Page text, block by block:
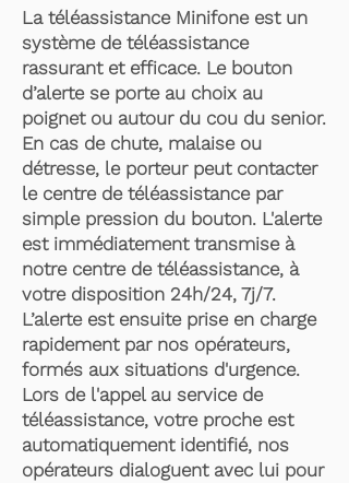
La téléassistance Minifone est un
système de téléassistance
rassurant et efficace. Le bouton
d’alerte se porte au choix au
poignet ou autour du cou du senior.
En cas de chute, malaise ou
détresse, le porteur peut contacter
le centre de téléassistance par
simple pression du bouton. L'alerte
est immédiatement transmise à
notre centre de téléassistance, à
votre disposition 24h/24, 7j/7.
L’alerte est ensuite prise en charge
rapidement par nos opérateurs,
formés aux situations d'urgence.
Lors de l'appel au service de
téléassistance, votre proche est
automatiquement identifié, nos
opérateurs dialoguent avec lui pour